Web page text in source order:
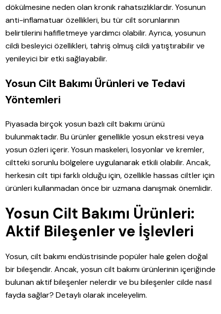
dökülmesine neden olan kronik rahatsızlıklardır. Yosunun
anti-inflamatuar özellikleri, bu tür cilt sorunlarının
belirtilerini hafifletmeye yardımcı olabilir. Ayrıca, yosunun
cildi besleyici özellikleri, tahriş olmuş cildi yatıştırabilir ve
yenileyici bir etki sağlayabilir.
Yosun Cilt Bakımı Ürünleri ve Tedavi
Yöntemleri
Piyasada birçok yosun bazlı cilt bakımı ürünü
bulunmaktadır. Bu ürünler genellikle yosun ekstresi veya
yosun özleri içerir. Yosun maskeleri, losyonlar ve kremler,
ciltteki sorunlu bölgelere uygulanarak etkili olabilir. Ancak,
herkesin cilt tipi farklı olduğu için, özellikle hassas ciltler için
ürünleri kullanmadan önce bir uzmana danışmak önemlidir.
Yosun Cilt Bakımı Ürünleri:
Aktif Bileşenler ve İşlevleri
Yosun, cilt bakımı endüstrisinde popüler hale gelen doğal
bir bileşendir. Ancak, yosun cilt bakımı ürünlerinin içeriğinde
bulunan aktif bileşenler nelerdir ve bu bileşenler cilde nasıl
fayda sağlar? Detaylı olarak inceleyelim.